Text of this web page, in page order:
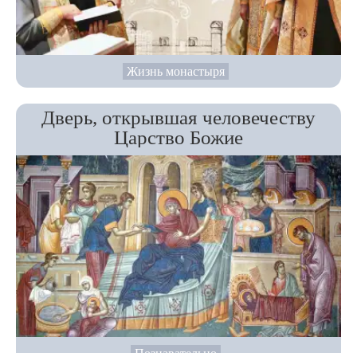
Жизнь монастыря
Дверь, открывшая человечеству
Царство Божие